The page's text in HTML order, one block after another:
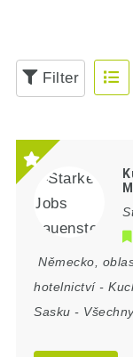
Filter
Německo
hotelnictví-
Sasku -